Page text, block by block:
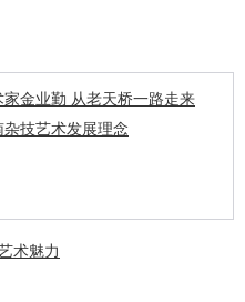
家金业勤 从老天桥一路走来
杂技艺术发展理念
术魅力